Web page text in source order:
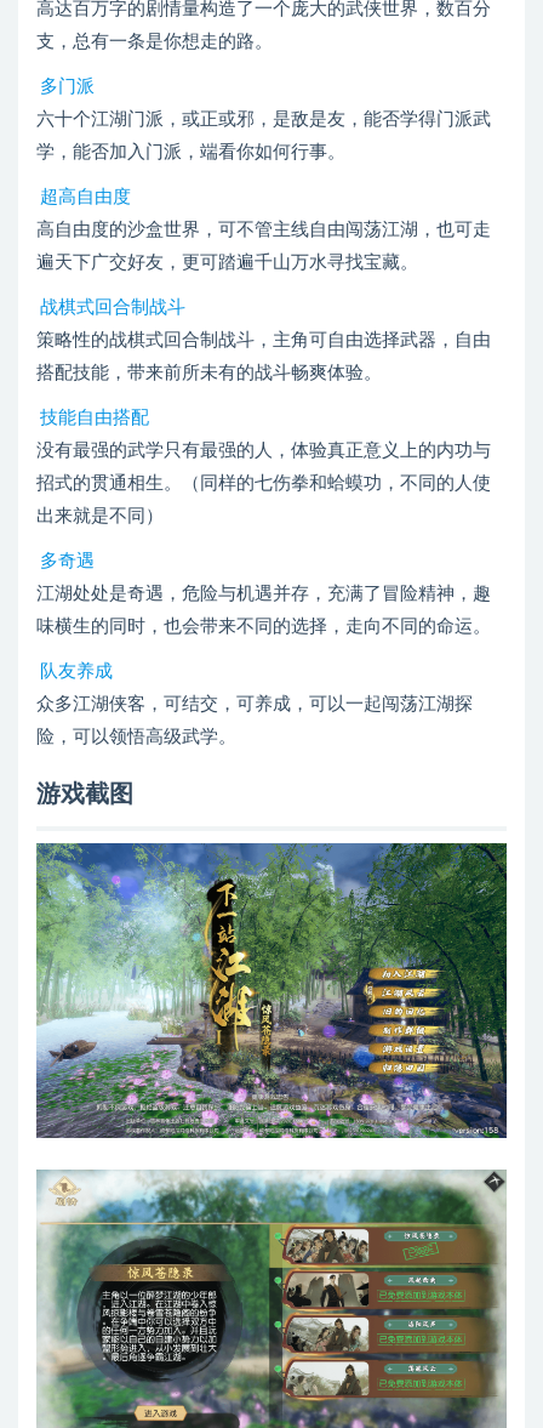
高达百万字的剧情量构造了一个庞大的武侠世界，数百分
支，总有一条是你想走的路。
多门派
六十个江湖门派，或正或邪，是敌是友，能否学得门派武
学，能否加入门派，端看你如何行事。
超高自由度
高自由度的沙盒世界，可不管主线自由闯荡江湖，也可走
遍天下广交好友，更可踏遍千山万水寻找宝藏。
战棋式回合制战斗
策略性的战棋式回合制战斗，主角可自由选择武器，自由
搭配技能，带来前所未有的战斗畅爽体验。
技能自由搭配
没有最强的武学只有最强的人，体验真正意义上的内功与
招式的贯通相生。（同样的七伤拳和蛤蟆功，不同的人使
出来就是不同）
多奇遇
江湖处处是奇遇，危险与机遇并存，充满了冒险精神，趣
味横生的同时，也会带来不同的选择，走向不同的命运。
队友养成
众多江湖侠客，可结交，可养成，可以一起闯荡江湖探
险，可以领悟高级武学。
游戏截图